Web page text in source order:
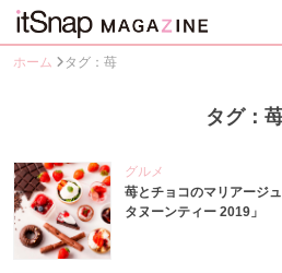
ホーム タグ：苺
タグ：
グルメ
苺とチョコのマリアージ
タヌーンティー 2019」